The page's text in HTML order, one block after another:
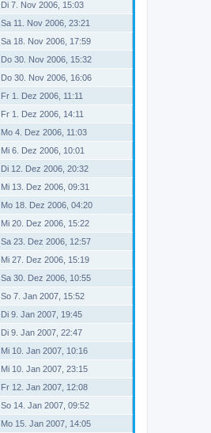
Di 7. Nov 2006, 15:03
Sa 11. Nov 2006, 23:21
Sa 18. Nov 2006, 17:59
Do 30. Nov 2006, 15:32
Do 30. Nov 2006, 16:06
Fr 1. Dez 2006, 11:11
Fr 1. Dez 2006, 14:11
Mo 4. Dez 2006, 11:03
Mi 6. Dez 2006, 10:01
Di 12. Dez 2006, 20:32
Mi 13. Dez 2006, 09:31
Mo 18. Dez 2006, 04:20
Mi 20. Dez 2006, 15:22
Sa 23. Dez 2006, 12:57
Mi 27. Dez 2006, 15:19
Sa 30. Dez 2006, 10:55
So 7. Jan 2007, 15:52
Di 9. Jan 2007, 19:45
Di 9. Jan 2007, 22:47
Mi 10. Jan 2007, 10:16
Mi 10. Jan 2007, 23:15
Fr 12. Jan 2007, 12:08
So 14. Jan 2007, 09:52
Mo 15. Jan 2007, 14:05